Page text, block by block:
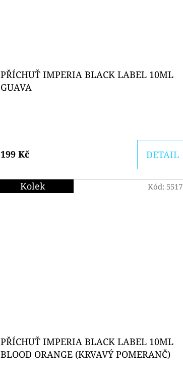
PŘÍCHUŤ IMPERIA BLACK LABEL 10ML
GUAVA
199 Kč DETAIL
Kolek
PŘÍCHUŤ IMPERIA BLACK LABEL 10ML
BLOOD ORANGE (KRVAVÝ POMERANČ)
Kód: 5517